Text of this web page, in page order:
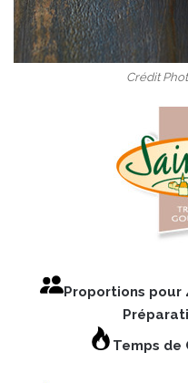
Crédit
Proportions pour
Temps de